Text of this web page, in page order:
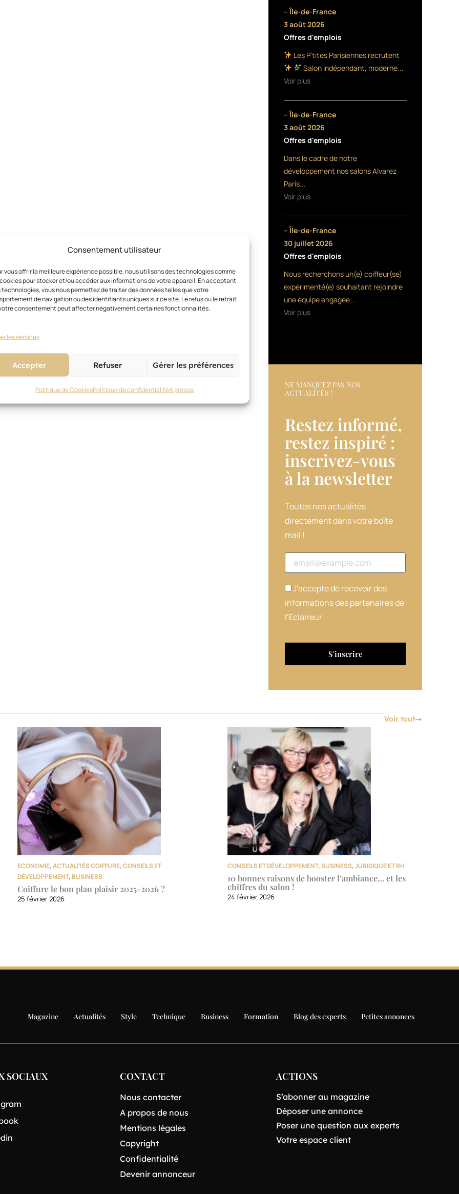
Consentement utilisateur
vous offrir la meilleure expérience possible, nous utilisons des technologies comme
pour stocker et/ou accéder aux informations de votre appareil. En acceptant
technologies, vous nous permettez de traiter des données telles que votre
de navigation ou des identifiants uniques sur ce site. Le refus ou le retrait
consentement peut affecter négativement certaines fonctionnalités.
les services
Accepter Refuser Gérer les préférences
Politique de CookiesPolitique de confidentialitéA propos
– Île-de-France
3 août 2026
Offres d'emplois
Les P’tites Parisiennes recrutent
Salon indépendant, moderne...
Voir plus
– Île-de-France
3 août 2026
Offres d'emplois
Dans le cadre de notre
développement nos salons Alvarez
Paris...
Voir plus
– Île-de-France
30 juillet 2026
Offres d'emplois
Nous recherchons un(e) coiffeur(se)
expérimenté(e) souhaitant rejoindre
une équipe engagée...
Voir plus
NE MANQUEZ PAS NOS
ACTUALITÉS !
Restez informé,
restez inspiré :
inscrivez-vous
à la newsletter​
Toutes nos actualités
directement dans votre boîte
mail !
Adresse email
J'accepte de recevoir des
informations des partenaires de
l'Eclaireur
Voir tout
ECONOMIE,ACTUALITÉS COIFFURE,CONSEILS ET
DÉVELOPPEMENT, BUSINESS
Coiffure le bon plan plaisir 2025-2026 ?
25 février 2026
CONSEILS ET DÉVELOPPEMENT, BUSINESS,JURIDIQUE ET RH
10 bonnes raisons de booster l’ambiance… et les
chiffres du salon !
24 février 2026
Magazine Actualités Style Technique Business Formation Blog des experts Petites annonces
SOCIAUX CONTACT
Nous contacter
A propos de nous
Mentions légales
Copyright
Confidentialité
Devenir annonceur
ACTIONS
S’abonner au magazine
Déposer une annonce
Poser une question aux experts
Votre espace client